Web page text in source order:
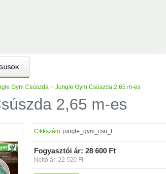
Gym Csúszda > Jungle Gym Csúszda 2,65 m-es
2,65 m-es
Cikkszám: jungle_gym_csu_l
Fogyasztói ár: 28 600 Ft
Nettó ár: 22 520 Ft